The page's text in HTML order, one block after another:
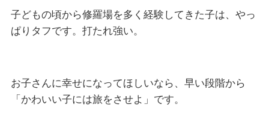
子どもの頃から修羅場を多く経験してきた子は、やっ
ぱりタフです。打たれ強い。
お子さんに幸せになってほしいなら、早い段階から
「かわいい子には旅をさせよ」です。